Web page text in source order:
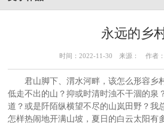
永远的乡
时间：2022-11-30 来源： 作者
君山脚下、渭水河畔，该怎么形容乡
低走不出的山？抑或时清时浊不干涸的泉
道？或是阡陌纵横望不尽的山岚田野？我
怎样热闹地开满山坡，夏日的白云太阳有